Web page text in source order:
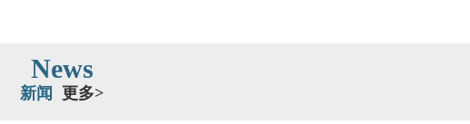
News
新闻 更多>